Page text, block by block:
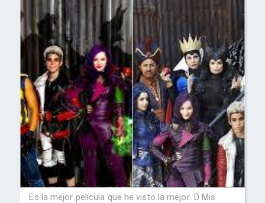
Es la mejor película que he visto la mejor :D Mis